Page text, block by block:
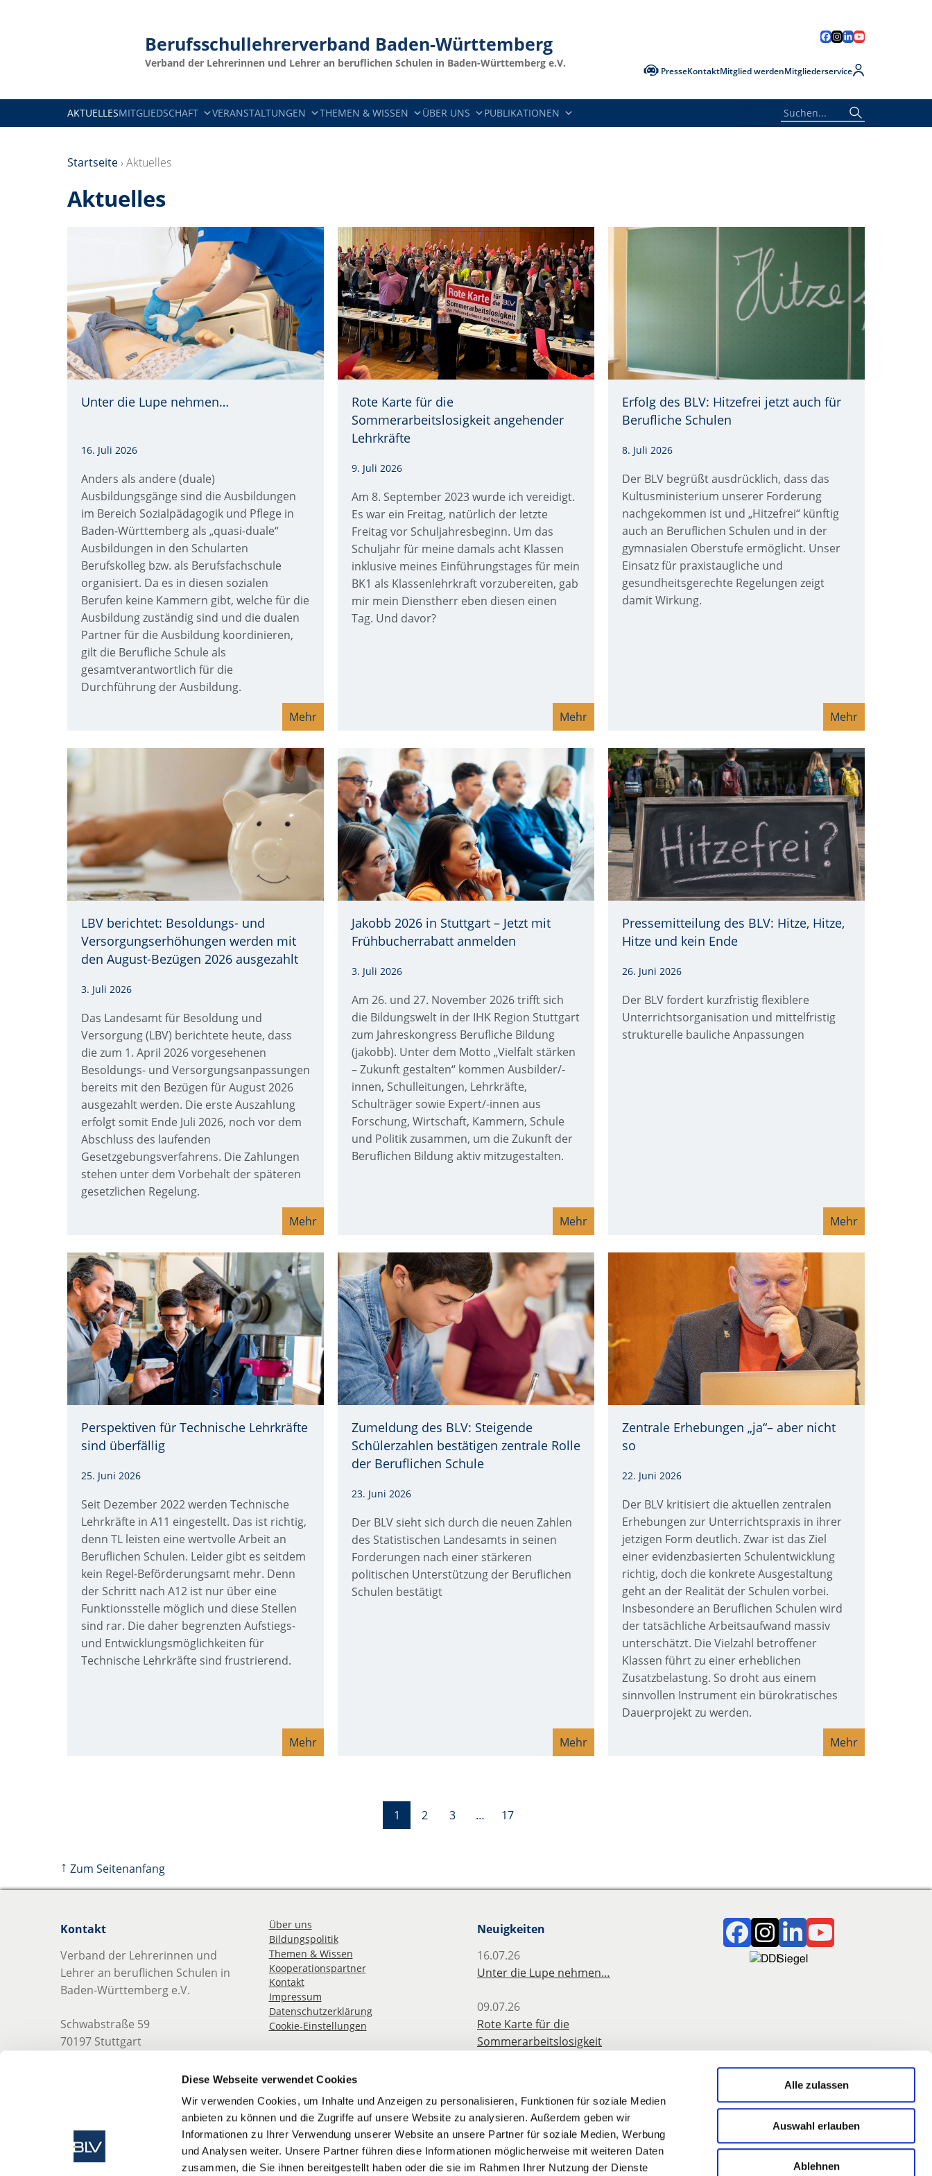
Diese Webseite verwendet Cookies
Wir verwenden Cookies, um Inhalte und Anzeigen zu personalisieren, Funktionen für soziale Medien
anbieten zu können und die Zugriffe auf unsere Website zu analysieren. Außerdem geben wir
Informationen zu Ihrer Verwendung unserer Website an unsere Partner für soziale Medien, Werbung
und Analysen weiter. Unsere Partner führen diese Informationen möglicherweise mit weiteren Daten
zusammen, die Sie ihnen bereitgestellt haben oder die sie im Rahmen Ihrer Nutzung der Dienste
Alle zulassen
Auswahl erlauben
Ablehnen
Berufsschullehrerverband Baden-Württemberg
Verband der Lehrerinnen und Lehrer an beruflichen Schulen in Baden-Württemberg e.V.
PresseKontaktMitglied werdenMitgliederservice
AKTUELLESMITGLIEDSCHAFT VERANSTALTUNGEN THEMEN & WISSEN ÜBER UNS PUBLIKATIONEN
Startseite›Aktuelles
Aktuelles
Quelle: Sahil Singh via Canva
Unter die Lupe nehmen…
16. Juli 2026
Anders als andere (duale)
Ausbildungsgänge sind die Ausbildungen
im Bereich Sozialpädagogik und Pflege in
Baden-Württemberg als „quasi-duale“
Ausbildungen in den Schularten
Berufskolleg bzw. als Berufsfachschule
organisiert. Da es in diesen sozialen
Berufen keine Kammern gibt, welche für die
Ausbildung zuständig sind und die dualen
Partner für die Ausbildung koordinieren,
gilt die Berufliche Schule als
gesamtverantwortlich für die
Durchführung der Ausbildung.
Mehr
Rote Karte für die
Sommerarbeitslosigkeit angehender
Lehrkräfte
9. Juli 2026
Am 8. September 2023 wurde ich vereidigt.
Es war ein Freitag, natürlich der letzte
Freitag vor Schuljahresbeginn. Um das
Schuljahr für meine damals acht Klassen
inklusive meines Einführungstages für mein
BK1 als Klassenlehrkraft vorzubereiten, gab
mir mein Dienstherr eben diesen einen
Tag. Und davor?
Mehr
Quelle: © Canva AI
Erfolg des BLV: Hitzefrei jetzt auch für
Berufliche Schulen
8. Juli 2026
Der BLV begrüßt ausdrücklich, dass das
Kultusministerium unserer Forderung
nachgekommen ist und „Hitzefrei“ künftig
auch an Beruflichen Schulen und in der
gymnasialen Oberstufe ermöglicht. Unser
Einsatz für praxistaugliche und
gesundheitsgerechte Regelungen zeigt
damit Wirkung.
Mehr
Quelle: © Canva.com/arthon-meekodong
LBV berichtet: Besoldungs- und
Versorgungserhöhungen werden mit
den August-Bezügen 2026 ausgezahlt
3. Juli 2026
Das Landesamt für Besoldung und
Versorgung (LBV) berichtete heute, dass
die zum 1. April 2026 vorgesehenen
Besoldungs- und Versorgungsanpassungen
bereits mit den Bezügen für August 2026
ausgezahlt werden. Die erste Auszahlung
erfolgt somit Ende Juli 2026, noch vor dem
Abschluss des laufenden
Gesetzgebungsverfahrens. Die Zahlungen
stehen unter dem Vorbehalt der späteren
gesetzlichen Regelung.
Mehr
Quelle: © Laurenz Bostedt
Jakobb 2026 in Stuttgart – Jetzt mit
Frühbucherrabatt anmelden
3. Juli 2026
Am 26. und 27. November 2026 trifft sich
die Bildungswelt in der IHK Region Stuttgart
zum Jahreskongress Berufliche Bildung
(jakobb). Unter dem Motto „Vielfalt stärken
– Zukunft gestalten“ kommen Ausbilder/-
innen, Schulleitungen, Lehrkräfte,
Schulträger sowie Expert/-innen aus
Forschung, Wirtschaft, Kammern, Schule
und Politik zusammen, um die Zukunft der
Beruflichen Bildung aktiv mitzugestalten.
Mehr
Quelle: © Canva AI
Pressemitteilung des BLV: Hitze, Hitze,
Hitze und kein Ende
26. Juni 2026
Der BLV fordert kurzfristig flexiblere
Unterrichtsorganisation und mittelfristig
strukturelle bauliche Anpassungen
Mehr
Quelle: © Canva.com/Phynart Studio
Perspektiven für Technische Lehrkräfte
sind überfällig
25. Juni 2026
Seit Dezember 2022 werden Technische
Lehrkräfte in A11 eingestellt. Das ist richtig,
denn TL leisten eine wertvolle Arbeit an
Beruflichen Schulen. Leider gibt es seitdem
kein Regel-Beförderungsamt mehr. Denn
der Schritt nach A12 ist nur über eine
Funktionsstelle möglich und diese Stellen
sind rar. Die daher begrenzten Aufstiegs-
und Entwicklungsmöglichkeiten für
Technische Lehrkräfte sind frustrierend.
Mehr
Quelle: © iStockphoto.com/Ridofranz
Zumeldung des BLV: Steigende
Schülerzahlen bestätigen zentrale Rolle
der Beruflichen Schule
23. Juni 2026
Der BLV sieht sich durch die neuen Zahlen
des Statistischen Landesamts in seinen
Forderungen nach einer stärkeren
politischen Unterstützung der Beruflichen
Schulen bestätigt
Mehr
Zentrale Erhebungen „ja“– aber nicht
so
22. Juni 2026
Der BLV kritisiert die aktuellen zentralen
Erhebungen zur Unterrichtspraxis in ihrer
jetzigen Form deutlich. Zwar ist das Ziel
einer evidenzbasierten Schulentwicklung
richtig, doch die konkrete Ausgestaltung
geht an der Realität der Schulen vorbei.
Insbesondere an Beruflichen Schulen wird
der tatsächliche Arbeitsaufwand massiv
unterschätzt. Die Vielzahl betroffener
Klassen führt zu einer erheblichen
Zusatzbelastung. So droht aus einem
sinnvollen Instrument ein bürokratisches
Dauerprojekt zu werden.
Mehr
1 2 3 … 17
↑ Zum Seitenanfang
Kontakt
Verband der Lehrerinnen und
Lehrer an beruflichen Schulen in
Baden-Württemberg e.V.
Schwabstraße 59
70197 Stuttgart
E-Mail:info@blv-bw.de
Web: www.blv-bw.de
Über uns
Bildungspolitik
Themen & Wissen
Kooperationspartner
Kontakt
Impressum
Datenschutzerklärung
Cookie-Einstellungen
Neuigkeiten
16.07.26
Unter die Lupe nehmen…
09.07.26
Rote Karte für die
Sommerarbeitslosigkeit
Erfolg des BLV: Hitzefrei jetzt auch
für Berufliche Schulen
03.07.26